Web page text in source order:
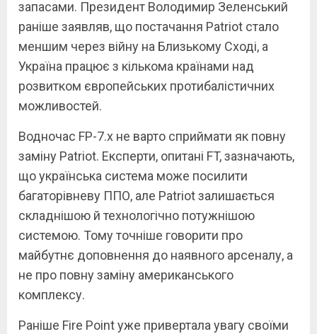
запасами. Президент Володимир Зеленський
раніше заявляв, що постачання Patriot стало
меншим через війну на Близькому Сході, а
Україна працює з кількома країнами над
розвитком європейських протибалістичних
можливостей.
Водночас FP-7.x не варто сприймати як повну
заміну Patriot. Експерти, опитані FT, зазначають,
що українська система може посилити
багаторівневу ППО, але Patriot залишається
складнішою й технологічно потужнішою
системою. Тому точніше говорити про
майбутнє доповнення до наявного арсеналу, а
не про повну заміну американського
комплексу.
Раніше Fire Point уже привертала увагу своїми